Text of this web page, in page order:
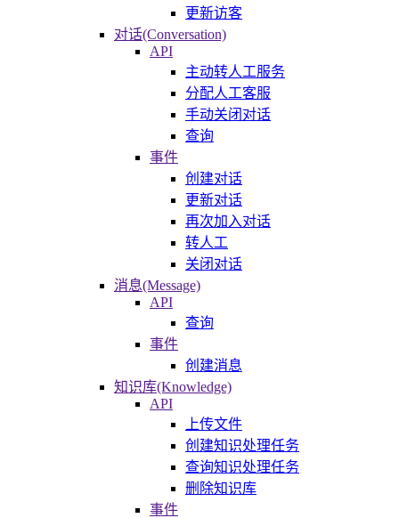
更新访客
对话(Conversation)
API
主动转人工服务
分配人工客服
手动关闭对话
查询
事件
创建对话
更新对话
再次加入对话
转人工
关闭对话
消息(Message)
API
查询
事件
创建消息
知识库(Knowledge)
API
上传文件
创建知识处理任务
查询知识处理任务
删除知识库
事件